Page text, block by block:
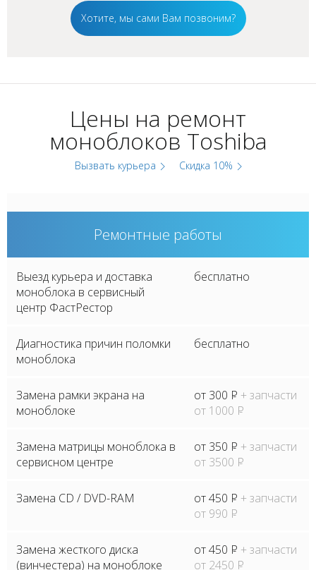
Хотите, мы сами Вам позвоним?
Цены на ремонт
моноблоков Toshiba
Вызвать курьера Скидка 10%
Ремонтные работы
Выезд курьера и доставка
моноблока в сервисный
центр ФастРестор
бесплатно
Диагностика причин поломки
моноблока
бесплатно
Замена рамки экрана на
моноблоке
от 300 P + запчасти
от 1000 P
Замена матрицы моноблока в
сервисном центре
от 350 P + запчасти
от 3500 P
Замена CD / DVD-RAM от 450 P + запчасти
от 990 P
Замена жесткого диска
(винчестера) на моноблоке
от 450 P + запчасти
от 2450 P